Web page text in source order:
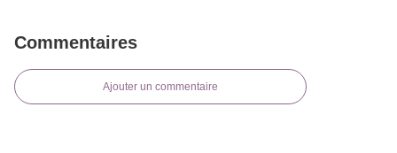
Commentaires
Ajouter un commentaire